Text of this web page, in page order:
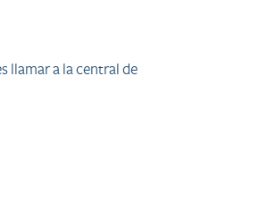
llamar a la central de